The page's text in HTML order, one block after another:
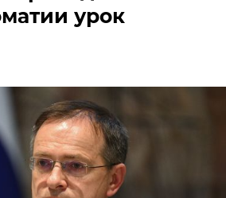
урок